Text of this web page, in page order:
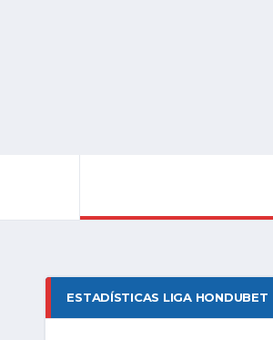
ESTADÍSTICAS LIGA HONDUBET